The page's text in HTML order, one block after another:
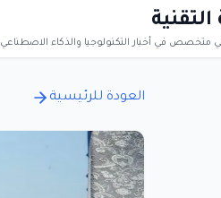
التقنية
متخصص في أخبار التكنولوجيا والذكاء الاصطناعي
العودة للرئيسية